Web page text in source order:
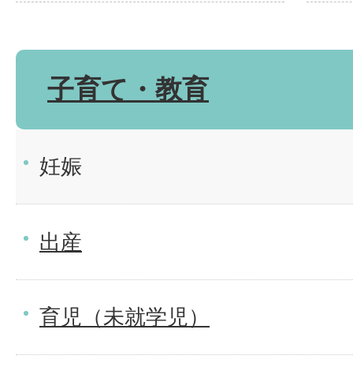
子育て・教育
妊娠
出産
育児（未就学児）